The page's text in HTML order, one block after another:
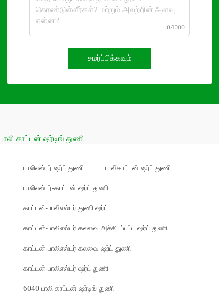
0/1000
சமர்ப்பிக்கவும்
பாலி காட்டன் ஷர்டிங் துணி
பாலிஎஸ்டர் ஷர்ட் துணி பாலிகாட்டன் ஷர்ட் துணி
பாலிஎஸ்டர்-காட்டன் ஷர்ட் துணி
காட்டன்-பாலிஎஸ்டர் துணி ஷர்ட்
காட்டன்-பாலிஎஸ்டர் கலவை அச்சிடப்பட்ட ஷர்ட் துணி
காட்டன்-பாலிஎஸ்டர் கலவை ஷர்ட் துணி
காட்டன்-பாலிஎஸ்டர் ஷர்ட் துணி
6040 பாலி காட்டன் ஷர்டிங் துணி